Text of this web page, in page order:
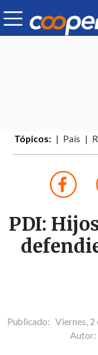
Tópicos: País
PDI:
Publicado: Viernes, 2
Autor: